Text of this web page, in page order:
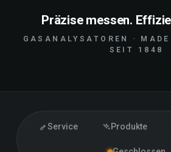
Präzise messen.
GASANALYSATOREN ·
SEIT 1848
Service Produkte